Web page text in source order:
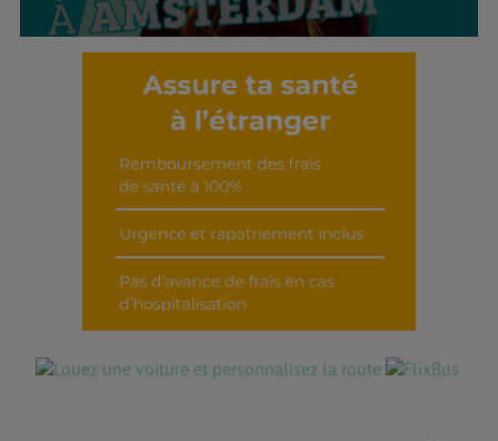
Découvrir cet interview